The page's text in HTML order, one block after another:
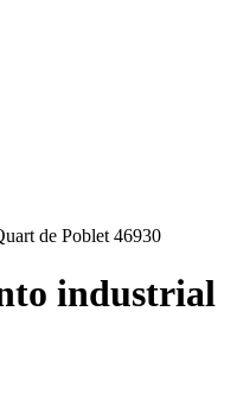
de Poblet 46930
industrial